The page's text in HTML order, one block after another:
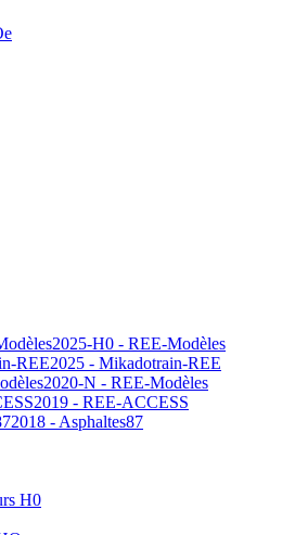
2025-H0 - REE-Modèles
2025 - Mikadotrain-REE
2020-N - REE-Modèles
2019 - REE-ACCESS
2018 - Asphaltes87
H0